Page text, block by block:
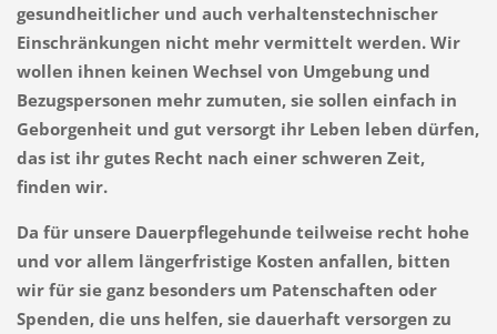
gesundheitlicher und auch verhaltenstechnischer
Einschränkungen nicht mehr vermittelt werden. Wir
wollen ihnen keinen Wechsel von Umgebung und
Bezugspersonen mehr zumuten, sie sollen einfach in
Geborgenheit und gut versorgt ihr Leben leben dürfen,
das ist ihr gutes Recht nach einer schweren Zeit,
finden wir.
Da für unsere Dauerpflegehunde teilweise recht hohe
und vor allem längerfristige Kosten anfallen, bitten
wir für sie ganz besonders um Patenschaften oder
Spenden, die uns helfen, sie dauerhaft versorgen zu